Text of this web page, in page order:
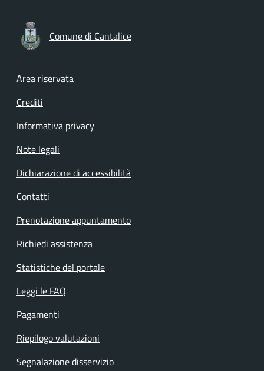
Comune di Cantalice
Footer menu
Area riservata
Crediti
Informativa privacy
Note legali
Dichiarazione di accessibilità
Contatti
Prenotazione appuntamento
Richiedi assistenza
Statistiche del portale
Leggi le FAQ
Pagamenti
Riepilogo valutazioni
Segnalazione disservizio